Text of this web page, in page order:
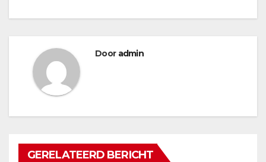
Door admin
GERELATEERD BERICHT